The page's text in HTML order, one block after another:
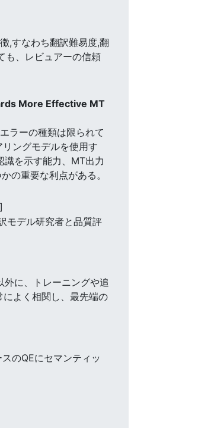
,すなわち翻訳難易度,翻
も、レビュアーの信頼
More Effective MT
ラーの種類は限られて
ングモデルを使用す
識を示す能力、MT出力
の重要な利点がある。
モデル研究者と品質評
に、トレーニングや追
よく相関し、最先端の
のQEにセマンティッ